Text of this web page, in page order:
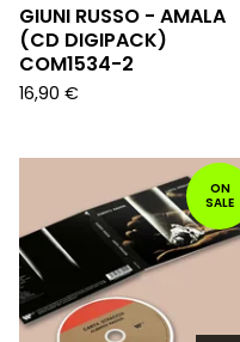
GIUNI RUSSO - AMALA
(CD DIGIPACK)
COM1534-2
16,90 €
ON
SALE